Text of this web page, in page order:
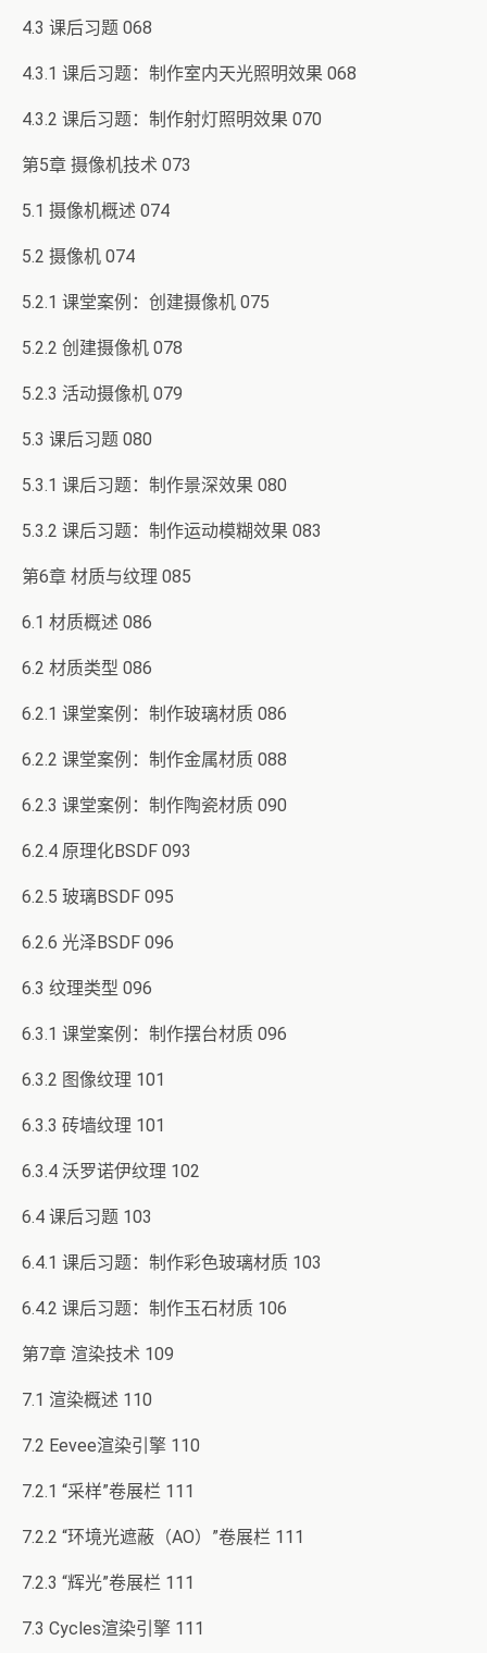
4.3 课后习题 068
4.3.1 课后习题：制作室内天光照明效果 068
4.3.2 课后习题：制作射灯照明效果 070
第5章 摄像机技术 073
5.1 摄像机概述 074
5.2 摄像机 074
5.2.1 课堂案例：创建摄像机 075
5.2.2 创建摄像机 078
5.2.3 活动摄像机 079
5.3 课后习题 080
5.3.1 课后习题：制作景深效果 080
5.3.2 课后习题：制作运动模糊效果 083
第6章 材质与纹理 085
6.1 材质概述 086
6.2 材质类型 086
6.2.1 课堂案例：制作玻璃材质 086
6.2.2 课堂案例：制作金属材质 088
6.2.3 课堂案例：制作陶瓷材质 090
6.2.4 原理化BSDF 093
6.2.5 玻璃BSDF 095
6.2.6 光泽BSDF 096
6.3 纹理类型 096
6.3.1 课堂案例：制作摆台材质 096
6.3.2 图像纹理 101
6.3.3 砖墙纹理 101
6.3.4 沃罗诺伊纹理 102
6.4 课后习题 103
6.4.1 课后习题：制作彩色玻璃材质 103
6.4.2 课后习题：制作玉石材质 106
第7章 渲染技术 109
7.1 渲染概述 110
7.2 Eevee渲染引擎 110
7.2.1 “采样”卷展栏 111
7.2.2 “环境光遮蔽（AO）”卷展栏 111
7.2.3 “辉光”卷展栏 111
7.3 Cycles渲染引擎 111